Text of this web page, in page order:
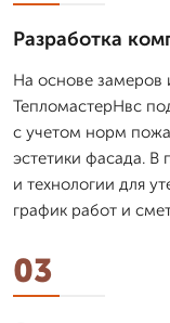
Разработка
На основе замеров
ТепломастерНвс
с учетом норм
эстетики фасада. В
и технологии для
график работ и
03